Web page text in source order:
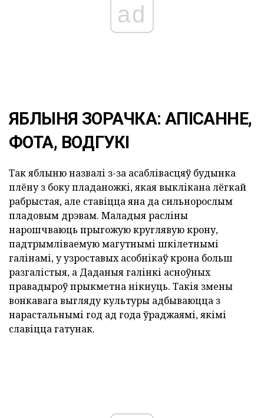
ad
ЯБЛЫНЯ ЗОРАЧКА: АПІСАННЕ,
ФОТА, ВОДГУКІ
Так яблыню назвалі з-за асаблівасцяў будынка
плёну з боку пладаножкі, якая выклікана лёгкай
рабрыстая, але ставіцца яна да сильнорослым
пладовым дрэвам. Маладыя расліны
нарошчваюць прыгожую круглявую крону,
падтрымліваемую магутнымі шкілетнымі
галінамі, у узроставых асобнікаў крона больш
разгалістыя, а Даданыя галінкі асноўных
правадыроў прыкметна нікнуць. Такія змены
вонкавага выгляду культуры адбываюцца з
нарастальнымі год ад года ўраджаямі, якімі
славіцца гатунак.